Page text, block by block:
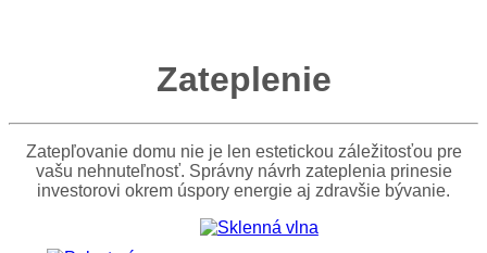
Zateplenie
Zatepľovanie domu nie je len estetickou záležitosťou pre
vašu nehnuteľnosť. Správny návrh zateplenia prinesie
investorovi okrem úspory energie aj zdravšie bývanie.